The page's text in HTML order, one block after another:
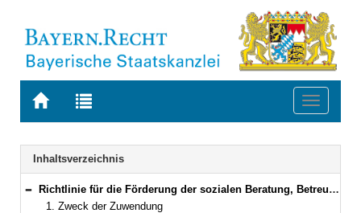
Zur
BAYERN.RECHT
Zur
letzten
Suche
Toggle
Navigation
Inhaltsverzeichnis
Bereich reduzieren
Richtlinie für die Förderung der sozialen Beratung, Betreuung und Integration von Menschen mit Migrationsgeschichte
1. Zweck der Zuwendung